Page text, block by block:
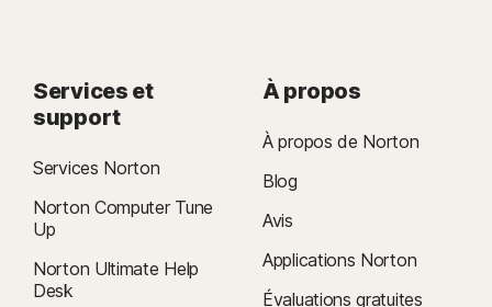
Services et
support
Services Norton
Norton Computer Tune
Up
Norton Ultimate Help
Desk
À propos
À propos de Norton
Blog
Avis
Applications Norton
Évaluations gratuites